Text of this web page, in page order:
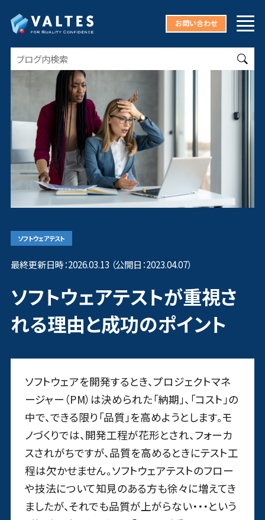
お問い合わせ
ソフトウェアテスト
最終更新日時：2026.03.13 （公開日：2023.04.07）
ソフトウェアテストが重視さ
れる理由と成功のポイント
ソフトウェアを開発するとき、プロジェクトマネ
ージャー（PM）は決められた「納期」、「コスト」の
中で、できる限り「品質」を高めようとします。モ
ノづくりでは、開発工程が花形とされ、フォーカ
スされがちですが、品質を高めるときにテスト工
程は欠かせません。ソフトウェアテストのフロー
や技法について知見のある方も徐々に増えてき
ましたが、それでも品質が上がらない・・・という